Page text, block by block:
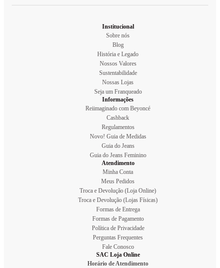
Institucional
Sobre nós
Blog
História e Legado
Nossos Valores
Sustentabilidade
Nossas Lojas
Seja um Franqueado
Informações
Reiimaginado com Beyoncé
Cashback
Regulamentos
Novo! Guia de Medidas
Guia do Jeans
Guia do Jeans Feminino
Atendimento
Minha Conta
Meus Pedidos
Troca e Devolução (Loja Online)
Troca e Devolução (Lojas Físicas)
Formas de Entrega
Formas de Pagamento
Política de Privacidade
Perguntas Frequentes
Fale Conosco
SAC Loja Online
Horário de Atendimento